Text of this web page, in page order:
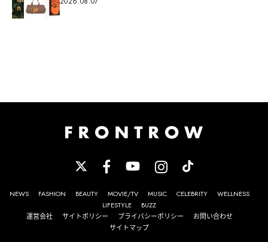
NEWS FASHION BEAUTY MOVIE/TV MUSIC CELEBRITY
WELLNESS
LIFESTYLE
BUZZ
運営会社
サイトポリシー プライバシーポリシー
お問い合わせ
サイトマップ